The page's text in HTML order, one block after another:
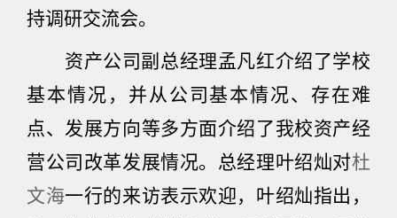
持调研交流会。
资产公司副总经理孟凡红介绍了学校
基本情况，并从公司基本情况、存在难
点、发展方向等多方面介绍了我校资产经
营公司改革发展情况。总经理叶绍灿对杜
文海一行的来访表示欢迎，叶绍灿指出，